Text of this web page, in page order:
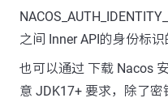
之间 Inner API的身份标识
也可以通过 下载 Nacos
意 JDK17+ 要求，除了